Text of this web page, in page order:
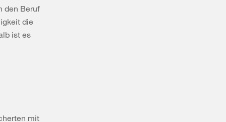
den Beruf
die
ist es
mit